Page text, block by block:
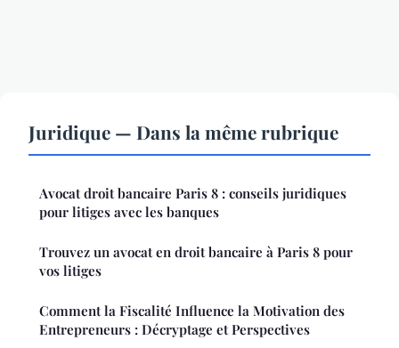
Juridique — Dans la même rubrique
Avocat droit bancaire Paris 8 : conseils juridiques
pour litiges avec les banques
Trouvez un avocat en droit bancaire à Paris 8 pour
vos litiges
Comment la Fiscalité Influence la Motivation des
Entrepreneurs : Décryptage et Perspectives